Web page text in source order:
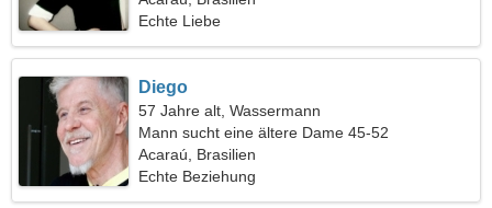
Echte Liebe
Diego
57 Jahre alt, Wassermann
Mann sucht eine ältere Dame 45-52
Acaraú, Brasilien
Echte Beziehung